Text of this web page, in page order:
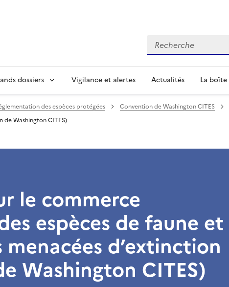
Recherche
dossiers Vigilance et alertes Actualités La boîte
des espèces protégées Convention de Washington CITES
de Washington CITES)
le commerce
espèces de faune et
d’extinction
Washington CITES)